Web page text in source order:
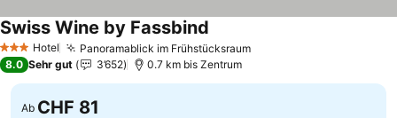
3 SterneHotel Panoramablick im FrühstücksraumPreise sehen
Swiss Wine by Fassbind
8.0 Sehr gut 3’652 0.7 km bis Zentrum
Ab CHF 81